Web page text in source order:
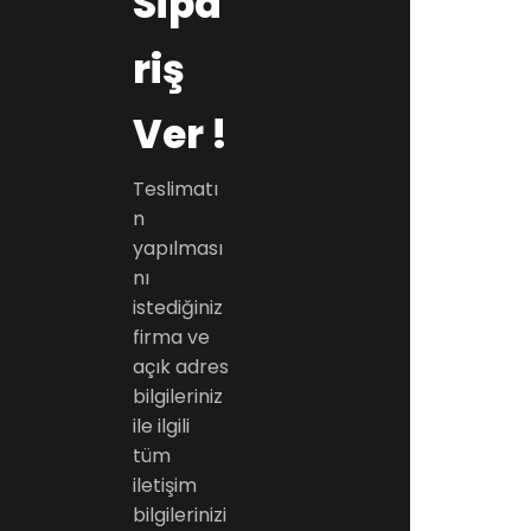
riş
Ver !
Teslimatı
n
yapılması
nı
istediğiniz
firma ve
açık adres
bilgileriniz
ile ilgili
tüm
iletişim
bilgilerinizi